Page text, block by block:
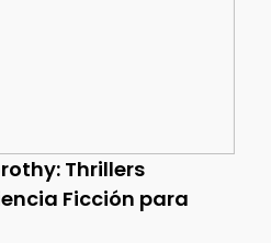
Thrillers
Ficción para